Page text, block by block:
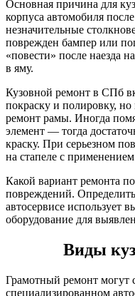
Основная причина для
корпуса автомобиля
незначительные
поврежден бампер или
«повести» после наезда
в яму.
Кузовной ремонт в СПб
покраску и полировку, но
ремонт рамы. Иногда
элемент — тогда
краску. При серьезном
на стапеле с
Какой вариант ремонта
повреждений. Определить
автосервисе использует
оборудование для
Виды
Грамотный ремонт могут
специализированном